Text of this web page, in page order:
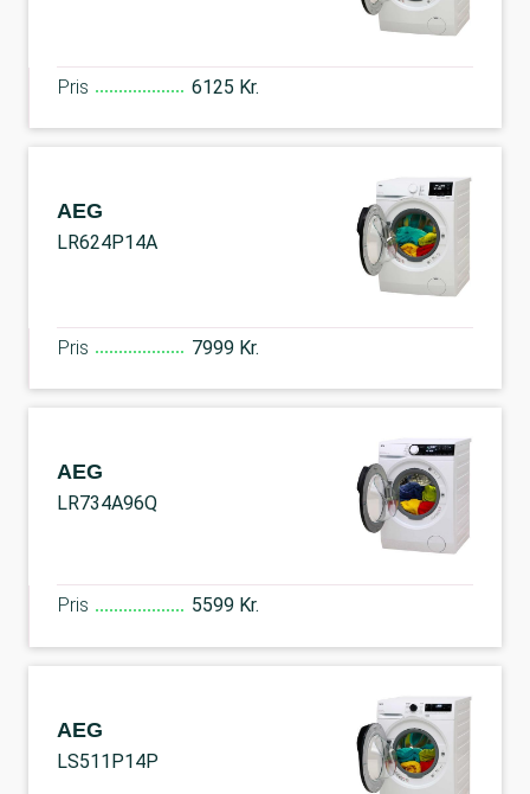
Pris 6125 Kr.
AEG
LR624P14A
Pris 7999 Kr.
AEG
LR734A96Q
Pris 5599 Kr.
AEG
LS511P14P